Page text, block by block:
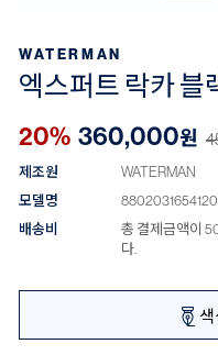
WATERMAN
엑스퍼트 락카 블
20% 360,000원
제조원
WATERMAN
모델명
8802031654120
배송비
총 결제금액이
다.
색